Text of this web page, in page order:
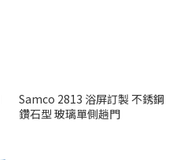
Samco 2813 浴屏訂製 不銹鋼
鑽石型 玻璃單側趟門